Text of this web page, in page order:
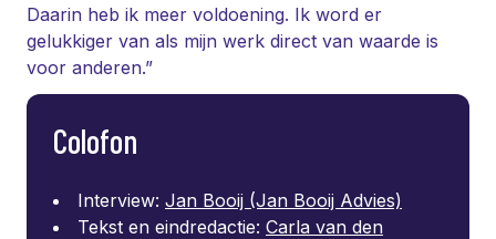
Daarin heb ik meer voldoening. Ik word er
gelukkiger van als mijn werk direct van waarde is
voor anderen.”
Colofon
Interview: Jan Booij (Jan Booij Advies)
Tekst en eindredactie: Carla van den